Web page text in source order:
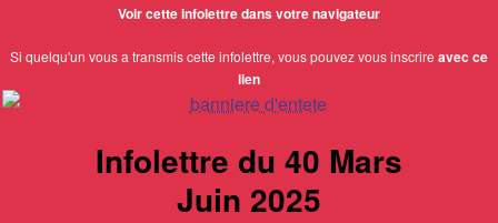
Voir cette infolettre dans votre navigateur
Si quelqu'un vous a transmis cette infolettre, vous pouvez vous inscrire avec ce
lien
Infolettre du 40 Mars
Juin 2025